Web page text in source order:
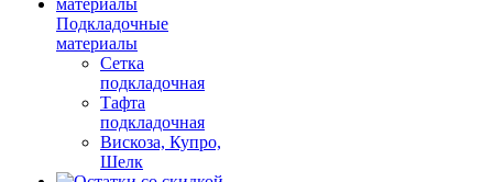
Подкладочные
материалы
Сетка
подкладочная
Тафта
подкладочная
Вискоза, Купро,
Шелк